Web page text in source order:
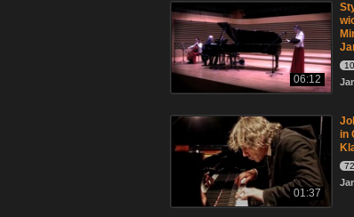
06:12
01:37
in